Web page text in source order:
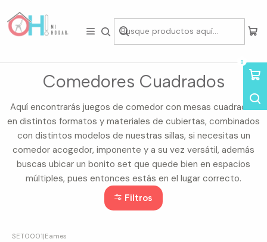
0
Inicio Comedor Comedores Cuadrados
Comedores Cuadrados
Aquí encontrarás juegos de comedor con mesas cuadrados
en distintos formatos y materiales de cubiertas, combinados
con distintos modelos de nuestras sillas, si necesitas un
comedor acogedor, imponente y a su vez versátil, además
buscas ubicar un bonito set que quede bien en espacios
múltiples, pues entonces estás en el lugar correcto.
Filtros
SET0001|Eames